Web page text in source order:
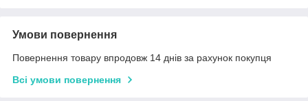
Умови повернення
Повернення товару впродовж 14 днів за рахунок покупця
Всі умови повернення